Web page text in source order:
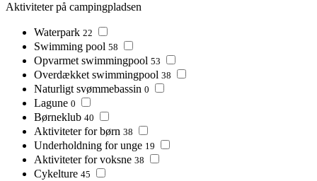
Aktiviteter på campingpladsen
Waterpark 22
Swimming pool 58
Opvarmet swimmingpool 53
Overdækket swimmingpool 38
Naturligt svømmebassin 0
Lagune 0
Børneklub 40
Aktiviteter for børn 38
Underholdning for unge 19
Aktiviteter for voksne 38
Cykelture 45